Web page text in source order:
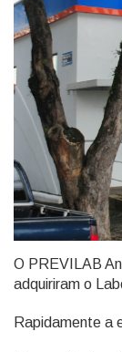
O PREVILAB
adquiriram o
Rapidamente a